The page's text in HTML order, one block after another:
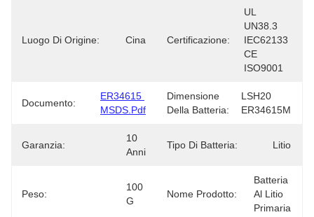
Luogo Di Origine: Cina Certificazione:
UL
UN38.3
IEC62133
CE
ISO9001
Documento:
ER34615
MSDS.pdf
Dimensione
Della Batteria:
LSH20
ER34615M
Garanzia:
10
Anni
Tipo Di Batteria: Litio
Peso:
100
G
Nome Prodotto:
Batteria
Al Litio
Primaria